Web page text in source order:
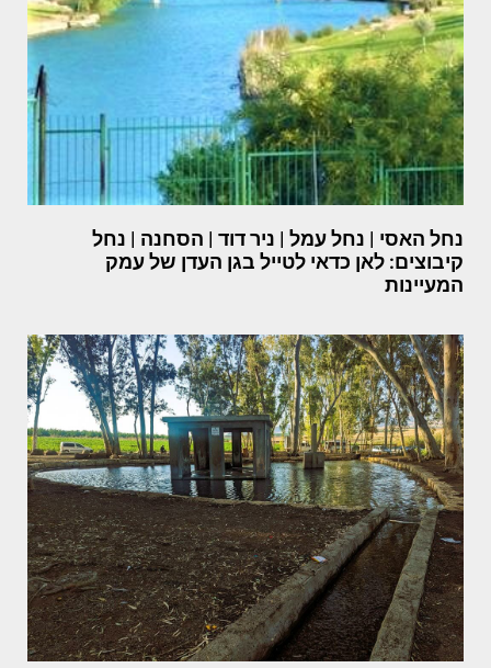
נחל האסי | נחל עמל | ניר דוד | הסחנה | נחל
קיבוצים: לאן כדאי לטייל בגן העדן של עמק
המעיינות